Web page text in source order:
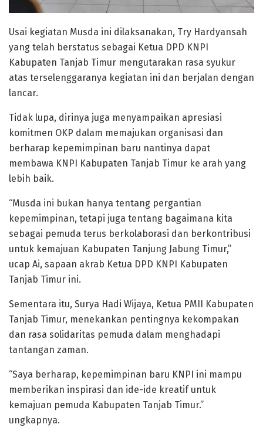
Usai kegiatan Musda ini dilaksanakan, Try Hardyansah
yang telah berstatus sebagai Ketua DPD KNPI
Kabupaten Tanjab Timur mengutarakan rasa syukur
atas terselenggaranya kegiatan ini dan berjalan dengan
lancar.
Tidak lupa, dirinya juga menyampaikan apresiasi
komitmen OKP dalam memajukan organisasi dan
berharap kepemimpinan baru nantinya dapat
membawa KNPI Kabupaten Tanjab Timur ke arah yang
lebih baik.
“Musda ini bukan hanya tentang pergantian
kepemimpinan, tetapi juga tentang bagaimana kita
sebagai pemuda terus berkolaborasi dan berkontribusi
untuk kemajuan Kabupaten Tanjung Jabung Timur,”
ucap Ai, sapaan akrab Ketua DPD KNPI Kabupaten
Tanjab Timur ini.
Sementara itu, Surya Hadi Wijaya, Ketua PMII Kabupaten
Tanjab Timur, menekankan pentingnya kekompakan
dan rasa solidaritas pemuda dalam menghadapi
tantangan zaman.
“Saya berharap, kepemimpinan baru KNPI ini mampu
memberikan inspirasi dan ide-ide kreatif untuk
kemajuan pemuda Kabupaten Tanjab Timur.”
ungkapnya.